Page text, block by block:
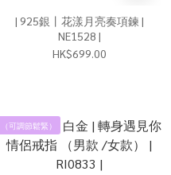
| 925銀丨花漾月亮奏項鍊 |
NE1528 |
HK$699.00
（可調節鬆緊）